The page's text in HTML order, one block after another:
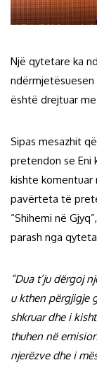
Një qytetare ka
ndërmjetësuesen
është drejtuar
Sipas mesazhit
pretendon se Eni
kishte komentuar
pavërteta të
“Shihemi në
parash nga
“Dua t’ju dërgoj
u kthen përgjigje
shkruar dhe i
thuhen në
njerëzve dhe i